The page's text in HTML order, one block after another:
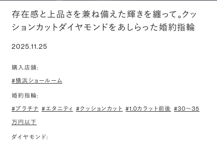
存在感と上品さを兼ね備えた輝きを纏って。クッ
ションカットダイヤモンドをあしらった婚約指輪
2025.11.25
購入店舗:
#横浜ショールーム
婚約指輪:
#プラチナ #エタニティ #クッションカット #1.0カラット前後 #30〜35
万円以下
ダイヤモンド: